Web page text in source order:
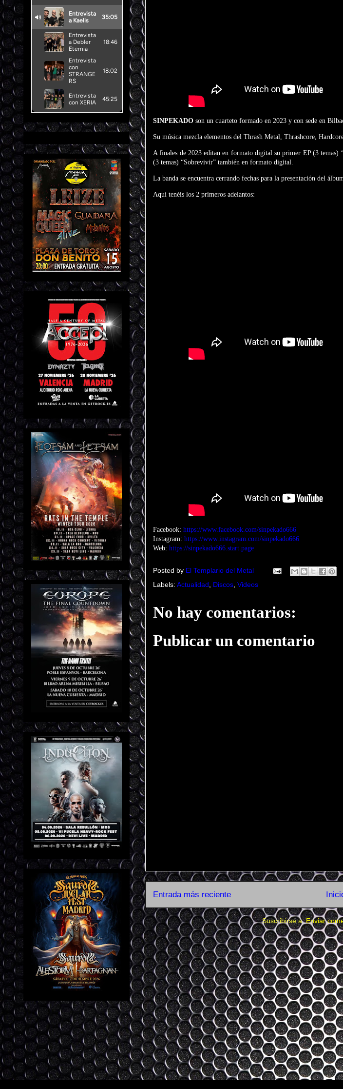
SINPEKADO son un cuarteto formado en 2023 y con sede en
Su música mezcla elementos del Thrash Metal, Thrashcore,
A finales de 2023 editan en formato digital su primer EP (3 temas)
(3 temas) “Sobrevivir” también en formato digital.
La banda se encuentra cerrando fechas para la presentación del
Aquí tenéis los 2 primeros adelantos:
Facebook: https://www.facebook.com/sinpekado666
Instagram: https://www.instagram.com/sinpekado666
Web: https://sinpekado666.start.page
Posted by El Templario del Metal
Labels: Actualidad Discos Videos
No hay comentarios:
Publicar un comentario
Entrada más reciente
Suscribirse a:Enviar